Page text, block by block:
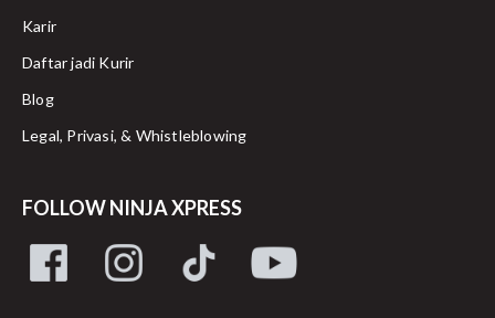
Karir
Daftar jadi Kurir
Blog
Legal, Privasi, & Whistleblowing
FOLLOW NINJA XPRESS